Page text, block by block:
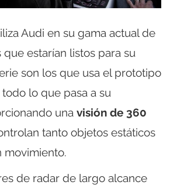
Audi en su gama actual de
estarían listos para su
son los que usa el prototipo
lo que pasa a su
una visión de 360
tanto objetos estáticos
movimiento.
de radar de largo alcance